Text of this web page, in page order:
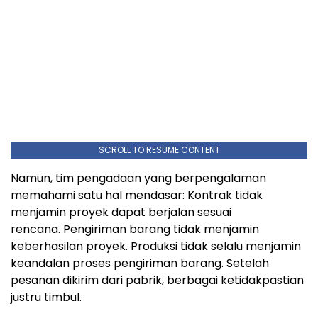
SCROLL TO RESUME CONTENT
Namun, tim pengadaan yang berpengalaman
memahami satu hal mendasar: Kontrak tidak
menjamin proyek dapat berjalan sesuai
rencana. Pengiriman barang tidak menjamin
keberhasilan proyek. Produksi tidak selalu menjamin
keandalan proses pengiriman barang. Setelah
pesanan dikirim dari pabrik, berbagai ketidakpastian
justru timbul.